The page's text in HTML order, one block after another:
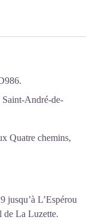
Saint-André-de-
Quatre chemins,
jusqu’à L’Espérou
de La Luzette.